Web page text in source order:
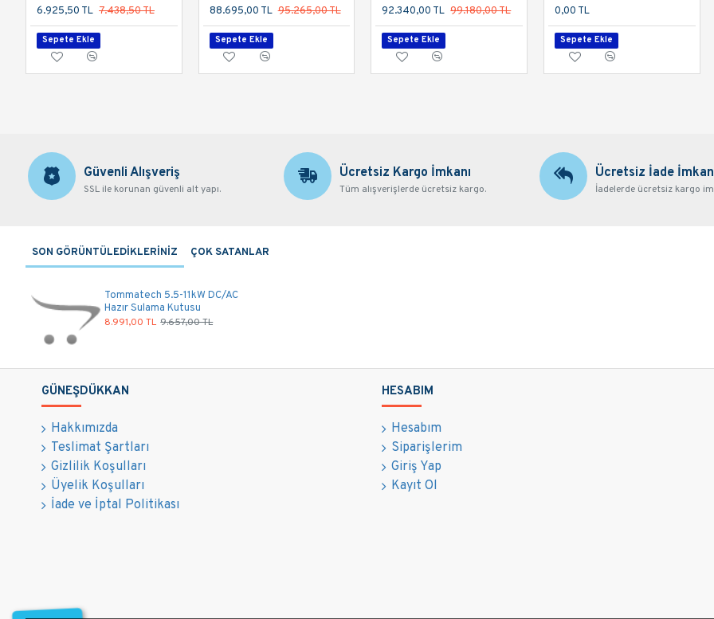
6.925,50 TL 7.438,50 TL
Sepete Ekle
88.695,00 TL 95.265,00 TL
Sepete Ekle
92.340,00 TL 99.180,00 TL
Sepete Ekle
11.178,00 TL
Sepete Ekle
0,00 TL
Sepete Ekle
Güvenli Alışveriş
SSL ile korunan güvenli alt yapı.
Ücretsiz Kargo İmkanı
Tüm alışverişlerde ücretsiz kargo.
Ücretsiz İade
İadelerde ücretsiz kargo
SON GÖRÜNTÜLEDİKLERİNİZ ÇOK SATANLAR
Tommatech 5.5-11kW DC/AC
Hazır Sulama Kutusu
8.991,00 TL 9.657,00 TL
GÜNEŞDÜKKAN
Hakkımızda
Teslimat Şartları
Gizlilik Koşulları
Üyelik Koşulları
İade ve İptal Politikası
HESABIM
Hesabım
Siparişlerim
Giriş Yap
Kayıt Ol